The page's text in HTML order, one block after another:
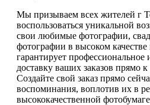
Мы призываем всех жителей г
воспользоваться уникальной
свои любимые фотографии,
фотографии в высоком
гарантирует
доставку ваших заказов прямо
Создайте свой заказ прямо
воспоминания, воплотив их в
высококачественной